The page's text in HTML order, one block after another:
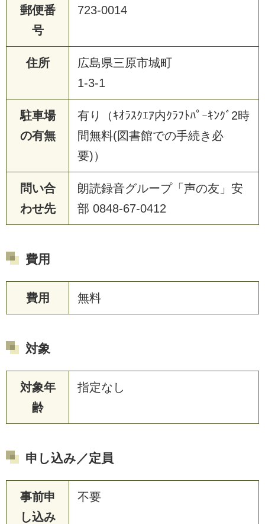
郵便番
号
723-0014
住所
広島県三原市城町
1-3-1
駐車場
の有無
有り（ｷｵﾗｽｸｴｱ内ｸﾗﾌﾄﾊﾟｰｷﾝｸﾞ2時
間無料(図書館での手続き必
要)）
問い合
わせ先
朗読録音グループ「声の友」安
部 0848-67-0412
費用
費用 無料
対象
対象年
齢
指定なし
申し込み／定員
事前申
し込み
不要